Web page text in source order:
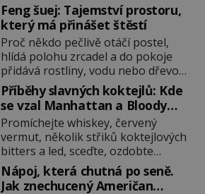
Feng šuej: Tajemství prostoru,
který má přinášet štěstí
Proč někdo pečlivě otáčí postel,
hlídá polohu zrcadel a do pokoje
přidává rostliny, vodu nebo dřevo?
Feng šuej tvrdí, že domov není jen
soubor zdí a nábytku. Je to prostor,
kterým proudí energie čchi a jeho
uspořádání může ovlivňovat, jak se
v něm člověk cítí. Feng šuej má
kořeny ve staré Číně a jeho historie
[…]
Příběhy slavných koktejlů: Kde
se vzal Manhattan a Bloody
Mary?
Promíchejte whiskey, červený
vermut, několik střiků koktejlových
bitters a led, sceďte, ozdobte
koktejlovou třešinkou a tadá…
Manhattan je tu! A pokud to má být
Nápoj, která chutná po seně.
Jak znechucený Američan